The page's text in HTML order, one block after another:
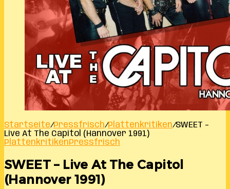
Startseite/Pressfrisch/Plattenkritiken/SWEET –
Live At The Capitol (Hannover 1991)
PlattenkritikenPressfrisch
SWEET – Live At The Capitol
(Hannover 1991)